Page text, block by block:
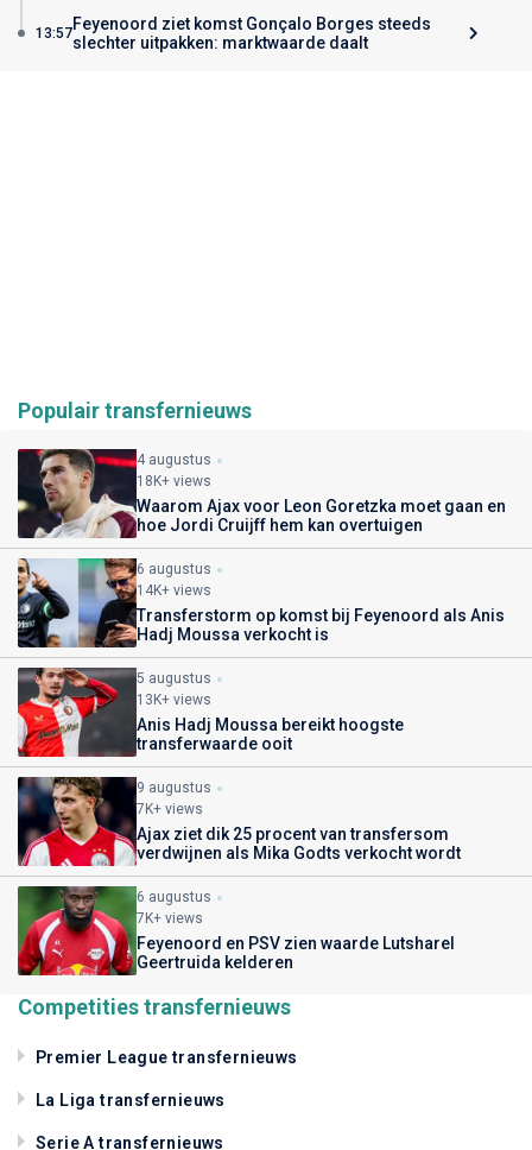
13:57Feyenoord ziet komst Gonçalo Borges steeds
slechter uitpakken: marktwaarde daalt
Populair transfernieuws
4 augustus
18K+ views
Waarom Ajax voor Leon Goretzka moet gaan en
hoe Jordi Cruijff hem kan overtuigen
6 augustus
14K+ views
Transferstorm op komst bij Feyenoord als Anis
Hadj Moussa verkocht is
5 augustus
13K+ views
Anis Hadj Moussa bereikt hoogste
transferwaarde ooit
9 augustus
7K+ views
Ajax ziet dik 25 procent van transfersom
verdwijnen als Mika Godts verkocht wordt
6 augustus
7K+ views
Feyenoord en PSV zien waarde Lutsharel
Geertruida kelderen
Competities transfernieuws
Premier League transfernieuws
La Liga transfernieuws
Serie A transfernieuws